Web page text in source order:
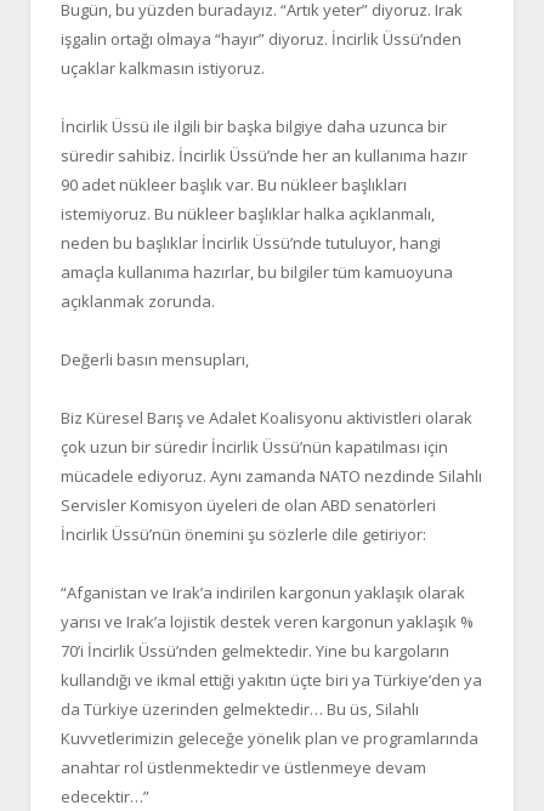
Bugün, bu yüzden buradayız. “Artık yeter” diyoruz. Irak
işgalin ortağı olmaya “hayır” diyoruz. İncirlik Üssü’nden
uçaklar kalkmasın istiyoruz.
İncirlik Üssü ile ilgili bir başka bilgiye daha uzunca bir
süredir sahibiz. İncirlik Üssü’nde her an kullanıma hazır
90 adet nükleer başlık var. Bu nükleer başlıkları
istemiyoruz. Bu nükleer başlıklar halka açıklanmalı,
neden bu başlıklar İncirlik Üssü’nde tutuluyor, hangi
amaçla kullanıma hazırlar, bu bilgiler tüm kamuoyuna
açıklanmak zorunda.
Değerli basın mensupları,
Biz Küresel Barış ve Adalet Koalisyonu aktivistleri olarak
çok uzun bir süredir İncirlik Üssü’nün kapatılması için
mücadele ediyoruz. Aynı zamanda NATO nezdinde Silahlı
Servisler Komisyon üyeleri de olan ABD senatörleri
İncirlik Üssü’nün önemini şu sözlerle dile getiriyor:
“Afganistan ve Irak’a indirilen kargonun yaklaşık olarak
yarısı ve Irak’a lojistik destek veren kargonun yaklaşık %
70’i İncirlik Üssü’nden gelmektedir. Yine bu kargoların
kullandığı ve ikmal ettiği yakıtın üçte biri ya Türkiye’den ya
da Türkiye üzerinden gelmektedir… Bu üs, Silahlı
Kuvvetlerimizin geleceğe yönelik plan ve programlarında
anahtar rol üstlenmektedir ve üstlenmeye devam
edecektir…”